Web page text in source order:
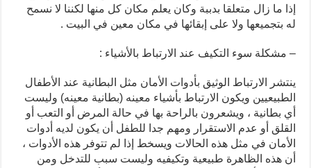
إذا ما زال متعلقا بدببة وكان يعلم مكان كل منها لكننا لا نسمح
له بتجميعها ولا على إبقائها في مكان معين في البيت .
– مشكلة سوء التكيف عند الارتباط بالأشياء :
ينتشر الارتباط الوثيق بأدوات الأمان مثل البطانية عند الأطفال
الطبيعيين ويكون الارتباط بأشياء معينه (بطانية معينه) وليست
أي بطانية ، ويشعرون بالراحة بها في حالة المرض أو التعب أو
القلق أو عدم الاستقرار ومهم جدا للطفل أن يكون لديه أدوات
الأمان في مثل هذه الحالات ويسخط إذا لم تتوفر هذه الأدوات ،
أن هذه الظاهرة طبيعية وتكيفيه وليست سبب للتدخل ومن